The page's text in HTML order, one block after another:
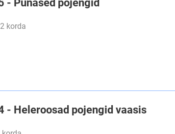
- Punased pojengid
korda
- Heleroosad pojengid vaasis